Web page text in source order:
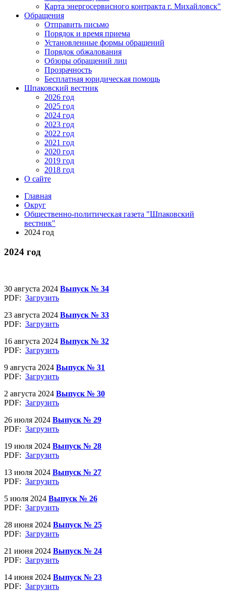
Карта энергосервисного контракта г. Михайловск"
Обращения
Отправить письмо
Порядок и время приема
Установленные формы обращений
Порядок обжалования
Обзоры обращений лиц
Прозрачность
Бесплатная юридическая помощь
Шпаковский вестник
2026 год
2025 год
2024 год
2023 год
2022 год
2021 год
2020 год
2019 год
2018 год
О сайте
Главная
Округ
Общественно-политическая газета "Шпаковский
вестник"
2024 год
2024 год
30 августа 2024 Выпуск № 34
PDF: Загрузить
23 августа 2024 Выпуск № 33
PDF: Загрузить
16 августа 2024 Выпуск № 32
PDF: Загрузить
9 августа 2024 Выпуск № 31
PDF: Загрузить
2 августа 2024 Выпуск № 30
PDF: Загрузить
26 июля 2024 Выпуск № 29
PDF: Загрузить
19 июля 2024 Выпуск № 28
PDF: Загрузить
13 июля 2024 Выпуск № 27
PDF: Загрузить
5 июля 2024 Выпуск № 26
PDF: Загрузить
28 июня 2024 Выпуск № 25
PDF: Загрузить
21 июня 2024 Выпуск № 24
PDF: Загрузить
14 июня 2024 Выпуск № 23
PDF: Загрузить